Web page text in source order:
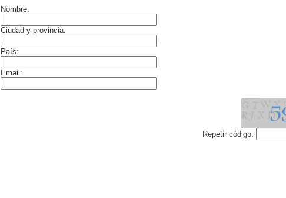
Nombre:
Ciudad y provincia:
País:
Email:
Repetir código: